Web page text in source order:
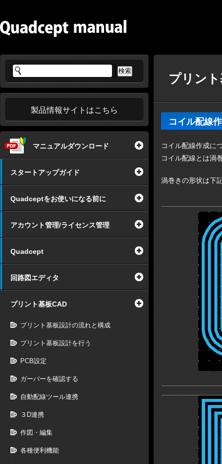
製品情報サイトはこちら
マニュアルダウンロード
スタートアップガイド
Quadceptをお使いになる前に
アカウント管理/ライセンス管理
Quadcept
回路図エディタ
プリント基板CAD
プリント基板設計の流れと構成
プリント基板設計を行う
PCB設定
ガーバーを確認する
自動配線ツール連携
３D連携
作図・編集
各種便利機能
プリン
コイル配線
コイル配線作成に
コイル配線とは渦
渦巻きの形状は下